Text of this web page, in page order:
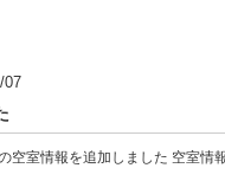
07
情報を追加しました 空室情